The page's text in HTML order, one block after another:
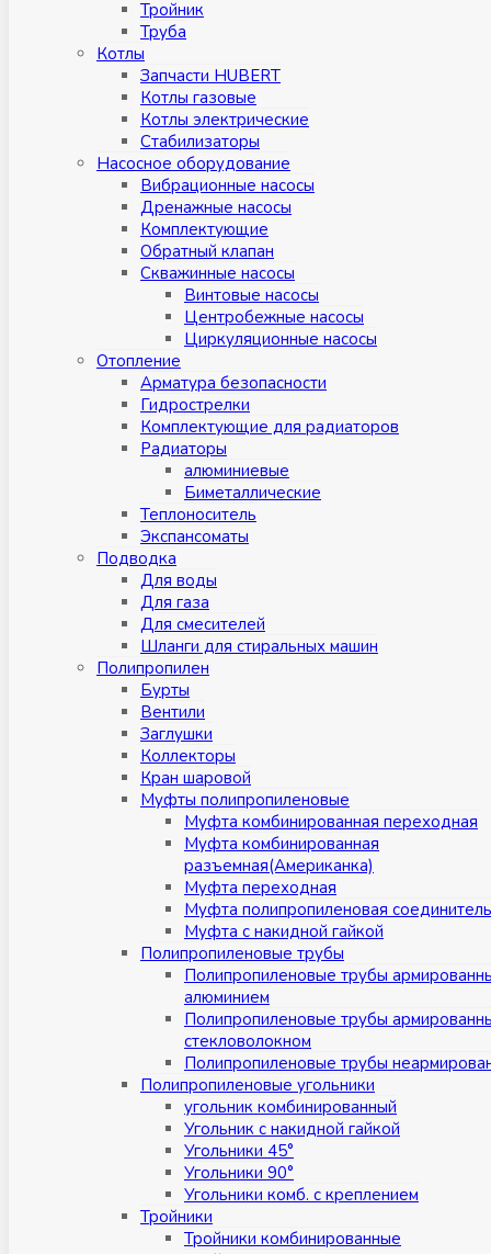
Тройник
Труба
Котлы
Запчасти HUBERT
Котлы газовые
Котлы электрические
Стабилизаторы
Насосное оборудование
Вибрационные насосы
Дренажные насосы
Комплектующие
Обратный клапан
Скважинные насосы
Винтовые насосы
Центробежные насосы
Циркуляционные насосы
Отопление
Арматура безопасности
Гидрострелки
Комплектующие для радиаторов
Радиаторы
алюминиевые
Биметаллические
Теплоноситель
Экспансоматы
Подводка
Для воды
Для газа
Для смесителей
Шланги для стиральных машин
Полипропилен
Бурты
Вентили
Заглушки
Коллекторы
Кран шаровой
Муфты полипропиленовые
Муфта комбинированная переходная
Муфта комбинированная
разъемная(Американка)
Муфта переходная
Муфта полипропиленовая
Муфта с накидной гайкой
Полипропиленовые трубы
Полипропиленовые трубы
алюминием
Полипропиленовые трубы
стекловолокном
Полипропиленовые трубы
Полипропиленовые угольники
угольник комбинированный
Угольник с накидной гайкой
Угольники 45°
Угольники 90°
Угольники комб. с креплением
Тройники
Тройники комбинированные